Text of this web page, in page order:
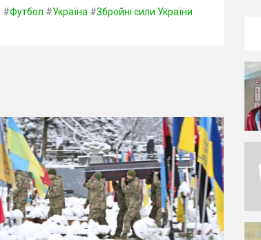
#Футбол #Україна #Збройні сили України